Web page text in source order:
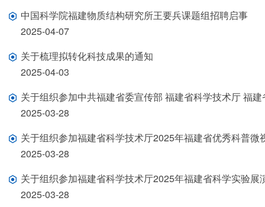
中国科学院福建物质结构研究所王要兵课题组招聘启事
2025-04-07
关于梳理拟转化科技成果的通知
2025-04-03
关于组织参加中共福建省委宣传部 福建省科学技术厅 福
2025-03-28
关于组织参加福建省科学技术厅2025年福建省优秀科普微
2025-03-28
关于组织参加福建省科学技术厅2025年福建省科学实验展
2025-03-28